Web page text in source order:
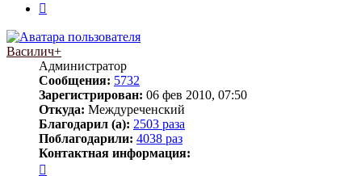
Василич+
Администратор
Сообщения: 5732
Зарегистрирован: 06 фев 2010, 07:50
Откуда: Междуреченский
Благодарил (а): 2503 раза
Поблагодарили: 4038 раз
Контактная информация: